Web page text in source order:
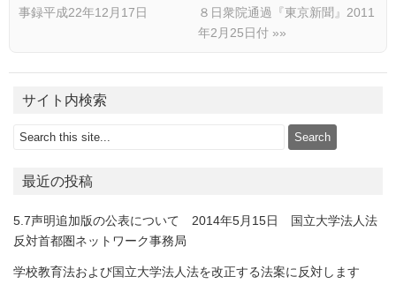
事録平成22年12月17日
８日衆院通過『東京新聞』2011
年2月25日付 »»
サイト内検索
最近の投稿
5.7声明追加版の公表について 2014年5月15日 国立大学法人法
反対首都圏ネットワーク事務局
学校教育法および国立大学法人法を改正する法案に反対します